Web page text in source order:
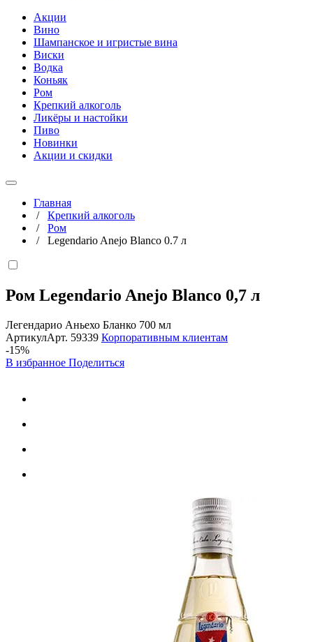
Акции
Вино
Шампанское и игристые вина
Виски
Водка
Коньяк
Ром
Крепкий алкоголь
Ликёры и настойки
Пиво
Новинки
Акции и скидки
Главная
/ Крепкий алкоголь
/ Ром
/ Legendario Anejo Blanco 0.7 л
Ром Legendario Anejo Blanco 0,7 л
Легендарио Аньехо Бланко 700 мл
АртикулАрт. 59339 Корпоративным клиентам
-15%
В избранное Поделиться